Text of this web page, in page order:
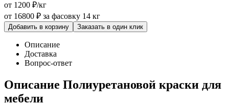
от 1200 ₽/кг
от 16800 ₽ за фасовку 14 кг
Добавить в корзину Заказать в один клик
Описание
Доставка
Вопрос-ответ
Описание Полиуретановой краски для
мебели